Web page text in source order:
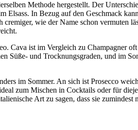
Methode hergestellt. Der
Elsass. In Bezug auf den Geschmack
wie der Name schon vermuten
Cava ist im Vergleich zu Champagner
Süße- und Trocknungsgraden, und im
im Sommer. An sich ist Prosecco
zum Mischen in Cocktails oder für
Art zu sagen, dass sie zumindest